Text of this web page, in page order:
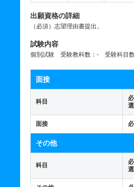
出願資格の詳細
（必須）志望理由書提出。
試験内容
個別試験 受験教科数：- 受験科目
面接
科目
面接
その他
科目